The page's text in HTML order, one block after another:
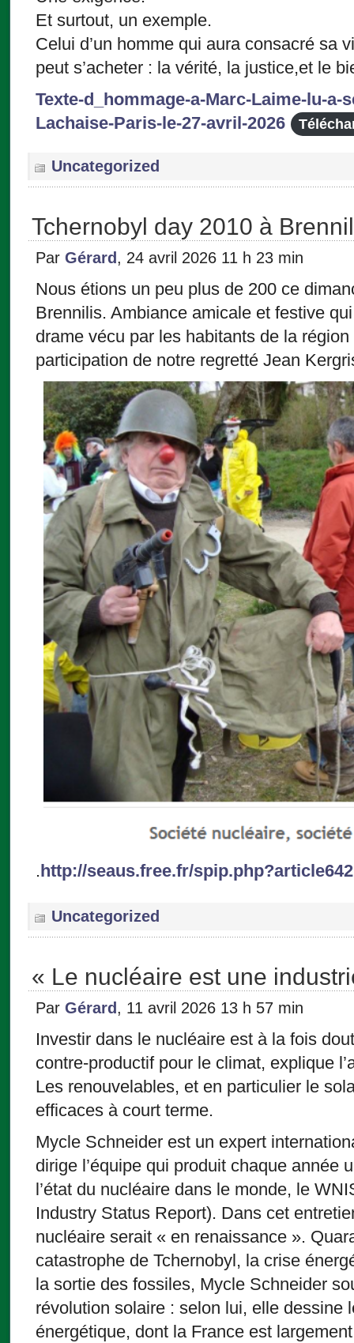
Et surtout, un exemple.
Celui d’un homme qui aura consacré sa
peut s’acheter : la vérité, la justice,et le
Texte-d_hommage-a-Marc-Laime-lu-a-
Lachaise-Paris-le-27-avril-2026
Uncategorized
Tchernobyl day 2010 à
Par Gérard, 24 avril 2026 11 h 23 min
Nous étions un peu plus de 200 ce
Brennilis. Ambiance amicale et festive
drame vécu par les habitants de la
participation de notre regretté Jean
.http://seaus.free.fr/spip.php?article642
Uncategorized
« Le nucléaire est une
Par Gérard, 11 avril 2026 13 h 57 min
Investir dans le nucléaire est à la fois
contre-productif pour le climat, explique
Les renouvelables, et en particulier le
efficaces à court terme.
Mycle Schneider est un expert
dirige l’équipe qui produit chaque année
l’état du nucléaire dans le monde, le
Industry Status Report). Dans cet
nucléaire serait « en renaissance ».
catastrophe de Tchernobyl, la crise
la sortie des fossiles, Mycle Schneider
révolution solaire : selon lui, elle dessine
énergétique, dont la France est